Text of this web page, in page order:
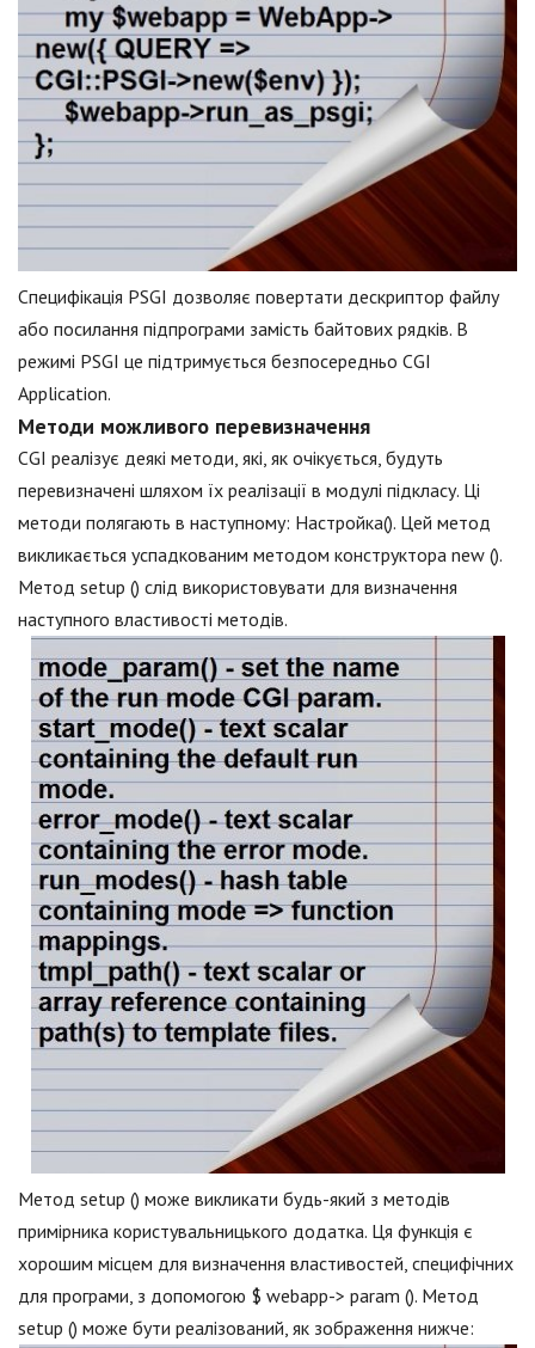
Специфікація PSGI дозволяє повертати дескриптор файлу
або посилання підпрограми замість байтових рядків. В
режимі PSGI це підтримується безпосередньо CGI
Application.
Методи можливого перевизначення
CGI реалізує деякі методи, які, як очікується, будуть
перевизначені шляхом їх реалізації в модулі підкласу. Ці
методи полягають в наступному: Настройка(). Цей метод
викликається успадкованим методом конструктора new ().
Метод setup () слід використовувати для визначення
наступного властивості методів.
Метод setup () може викликати будь-який з методів
примірника користувальницького додатка. Ця функція є
хорошим місцем для визначення властивостей, специфічних
для програми, з допомогою $ webapp-> param (). Метод
setup () може бути реалізований, як зображення нижче: